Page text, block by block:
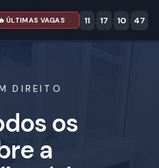
ÚLTIMAS VAGAS 11 : 17 : 10 : 45
DIREITO
os
a